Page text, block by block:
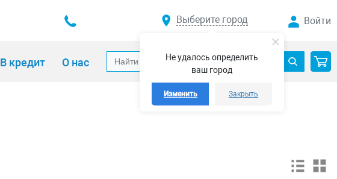
Не удалось определить
ваш город
Изменить Закрыть
Выберите город Войти
В кредит О нас